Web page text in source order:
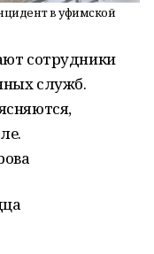
в уфимской
сотрудники
служб.